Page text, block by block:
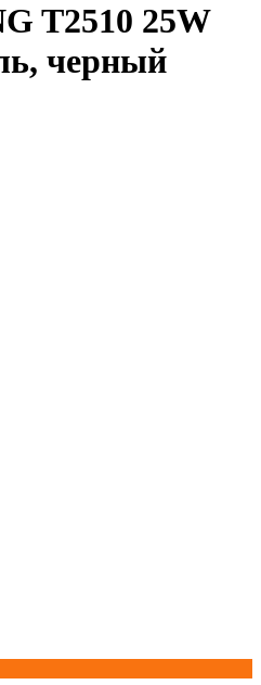
T2510 25W
черный